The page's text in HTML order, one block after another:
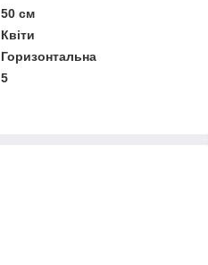
50 см
Квіти
Горизонтальна
5